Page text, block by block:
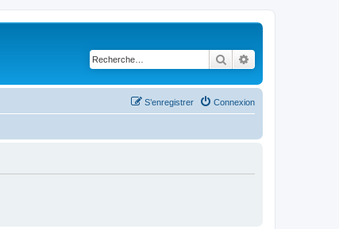
Rechercher
Connexion
S’enregistrer